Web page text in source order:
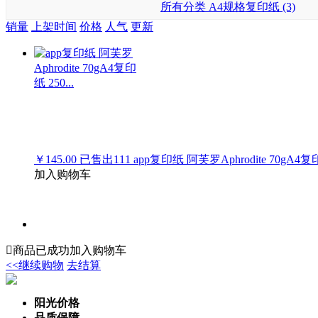
所有分类 A4规格复印纸 (3)
销量
上架时间 价格 人气 更新
￥145.00 已售出111 app复印纸 阿芙罗Aphrodite 70gA4复
加入购物车
商品已成功加入购物车
<<继续购物 去结算
阳光价格